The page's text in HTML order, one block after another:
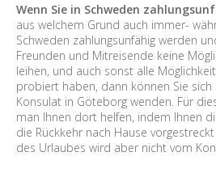
Wenn Sie in Schweden
aus welchem Grund auch immer-
Schweden zahlungsunfähig werden
Freunden und Mitreisende keine
leihen, und auch sonst alle
probiert haben, dann können Sie sich
Konsulat in Göteborg wenden. Für
man Ihnen dort helfen, indem Ihnen
die Rückkehr nach Hause
des Urlaubes wird aber nicht vom